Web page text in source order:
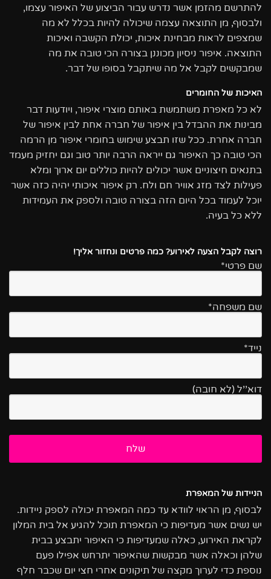
להתרשם מהזמן אשר נדרש עבור הביצוע של האיפור עצמו,
ולבסוף, מן התוצאה עצמה שיכולה להיות בכלל לא מה
שמצפים לראות מבחינת איכות, יכולת הקשבה ואיכות
התוצאה. איפור ניסיון מכוננן בצורה הכי טובה את מה
שמבקשים לקבל אל מה שיתקבל בסופו של דבר.
האיכות של החומרים
לא כל מאפרת משתמשת באותם מוצרי איפור, ויודעות דבר
מבינות את ההבדל בין איפור של חברה אחת לבין איפור של
חברה אחרת. ככל שזו תבצע שימוש בחומרי איפור מן הרמה
הכי טובה כך האיפור גם ייראה הרבה יותר טוב וגם יחזיק מעמד
בתנאים חיצוניים אשר יכולים להיות כוללים יום ארוך ומלא
פעילות לצד מזג אוויר חם ולח. רק איפור איכותי יהיה כזה אשר
יוכל לעמוד בכל היום הזה בצורה טובה ולספק את העמידות
ללא כל בעיה.
רוצה לקבל הצעה לאירוע? כמה פרטים ונחזור אליך!
שם פרטי*
שם משפחה*
נייד*
דוא''ל (לא חובה)
הניידות של המאפרת
לבסוף, מן הראוי לוודא עד כמה המאפרת יכולה לספק ניידות.
יש נשים אשר מעדיפות כי המאפרת תוכל להגיע אל בית המלון
לקראת האירוע, כאלה שמעדיפות כי האיפור יתבצע בבית
שלהן וכאלה אשר מבקשות שהאיפור יתרחש אפילו פעם
נוספת כדי לערוך מקצה של תיקונים אחרי חצי יום שכבר חלף